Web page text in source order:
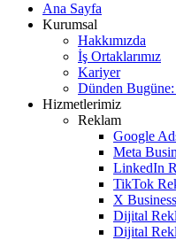
Ana Sayfa
Kurumsal
Hakkımızda
İş Ortaklarımız
Kariyer
Dünden
Hizmetlerimiz
Reklam
Google
Meta
LinkedIn
TikTok
X
Dijital
Dijital